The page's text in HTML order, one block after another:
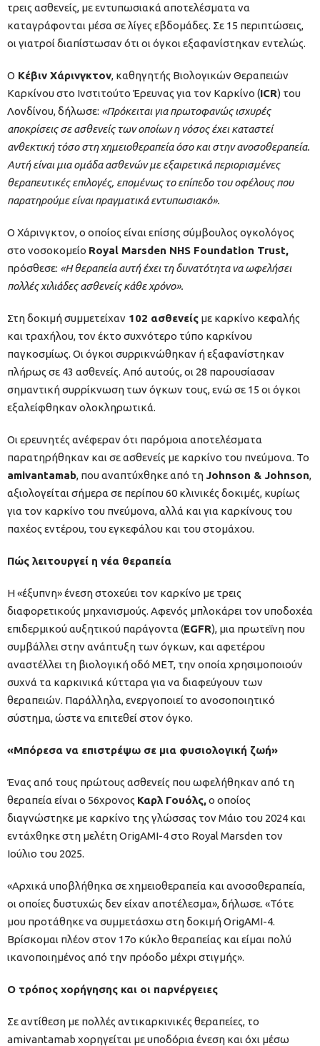
τρεις ασθενείς, με εντυπωσιακά αποτελέσματα να
καταγράφονται μέσα σε λίγες εβδομάδες. Σε 15 περιπτώσεις,
οι γιατροί διαπίστωσαν ότι οι όγκοι εξαφανίστηκαν εντελώς.
Ο Κέβιν Χάρινγκτον, καθηγητής Βιολογικών Θεραπειών
Καρκίνου στο Ινστιτούτο Έρευνας για τον Καρκίνο (ICR) του
Λονδίνου, δήλωσε: «Πρόκειται για πρωτοφανώς ισχυρές
αποκρίσεις σε ασθενείς των οποίων η νόσος έχει καταστεί
ανθεκτική τόσο στη χημειοθεραπεία όσο και στην ανοσοθεραπεία.
Αυτή είναι μια ομάδα ασθενών με εξαιρετικά περιορισμένες
θεραπευτικές επιλογές, επομένως το επίπεδο του οφέλους που
παρατηρούμε είναι πραγματικά εντυπωσιακό».
Ο Χάρινγκτον, ο οποίος είναι επίσης σύμβουλος ογκολόγος
στο νοσοκομείο Royal Marsden NHS Foundation Trust,
πρόσθεσε: «Η θεραπεία αυτή έχει τη δυνατότητα να ωφελήσει
πολλές χιλιάδες ασθενείς κάθε χρόνο».
Στη δοκιμή συμμετείχαν 102 ασθενείς με καρκίνο κεφαλής
και τραχήλου, τον έκτο συχνότερο τύπο καρκίνου
παγκοσμίως. Οι όγκοι συρρικνώθηκαν ή εξαφανίστηκαν
πλήρως σε 43 ασθενείς. Από αυτούς, οι 28 παρουσίασαν
σημαντική συρρίκνωση των όγκων τους, ενώ σε 15 οι όγκοι
εξαλείφθηκαν ολοκληρωτικά.
Οι ερευνητές ανέφεραν ότι παρόμοια αποτελέσματα
παρατηρήθηκαν και σε ασθενείς με καρκίνο του πνεύμονα. Το
amivantamab, που αναπτύχθηκε από τη Johnson & Johnson,
αξιολογείται σήμερα σε περίπου 60 κλινικές δοκιμές, κυρίως
για τον καρκίνο του πνεύμονα, αλλά και για καρκίνους του
παχέος εντέρου, του εγκεφάλου και του στομάχου.
Πώς λειτουργεί η νέα θεραπεία
Η «έξυπνη» ένεση στοχεύει τον καρκίνο με τρεις
διαφορετικούς μηχανισμούς. Αφενός μπλοκάρει τον υποδοχέα
επιδερμικού αυξητικού παράγοντα (EGFR), μια πρωτεΐνη που
συμβάλλει στην ανάπτυξη των όγκων, και αφετέρου
αναστέλλει τη βιολογική οδό MET, την οποία χρησιμοποιούν
συχνά τα καρκινικά κύτταρα για να διαφεύγουν των
θεραπειών. Παράλληλα, ενεργοποιεί το ανοσοποιητικό
σύστημα, ώστε να επιτεθεί στον όγκο.
«Μπόρεσα να επιστρέψω σε μια φυσιολογική ζωή»
Ένας από τους πρώτους ασθενείς που ωφελήθηκαν από τη
θεραπεία είναι ο 56χρονος Καρλ Γουόλς,ο οποίος
διαγνώστηκε με καρκίνο της γλώσσας τον Μάιο του 2024 και
εντάχθηκε στη μελέτη OrigAMI-4 στο Royal Marsden τον
Ιούλιο του 2025.
«Αρχικά υποβλήθηκα σε χημειοθεραπεία και ανοσοθεραπεία,
οι οποίες δυστυχώς δεν είχαν αποτέλεσμα», δήλωσε. «Τότε
μου προτάθηκε να συμμετάσχω στη δοκιμή OrigAMI-4.
Βρίσκομαι πλέον στον 17ο κύκλο θεραπείας και είμαι πολύ
ικανοποιημένος από την πρόοδο μέχρι στιγμής».
Ο τρόπος χορήγησης και οι παρνέργειες
Σε αντίθεση με πολλές αντικαρκινικές θεραπείες, το
amivantamab χορηγείται με υποδόρια ένεση και όχι μέσω